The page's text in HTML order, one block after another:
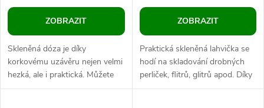
ZOBRAZIT
Skleněná dóza je díky
korkovému uzávěru nejen velmi
hezká, ale i praktická. Můžete
do ní naaranžovat písek s
ZOBRAZIT
Praktická skleněná lahvička se
hodí na skladování drobných
perliček, flitrů, glitrů apod. Díky
průhlednosti skla jsou vložené